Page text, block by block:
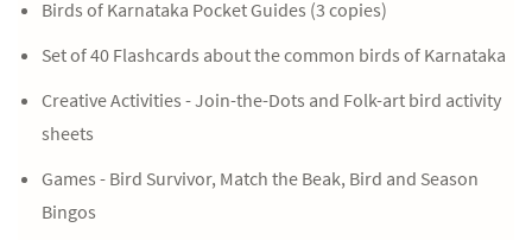
Birds of Karnataka Pocket Guides (3 copies)
Set of 40 Flashcards about the common birds of Karnataka
Creative Activities - Join-the-Dots and Folk-art bird activity
sheets
Games - Bird Survivor, Match the Beak, Bird and Season
Bingos